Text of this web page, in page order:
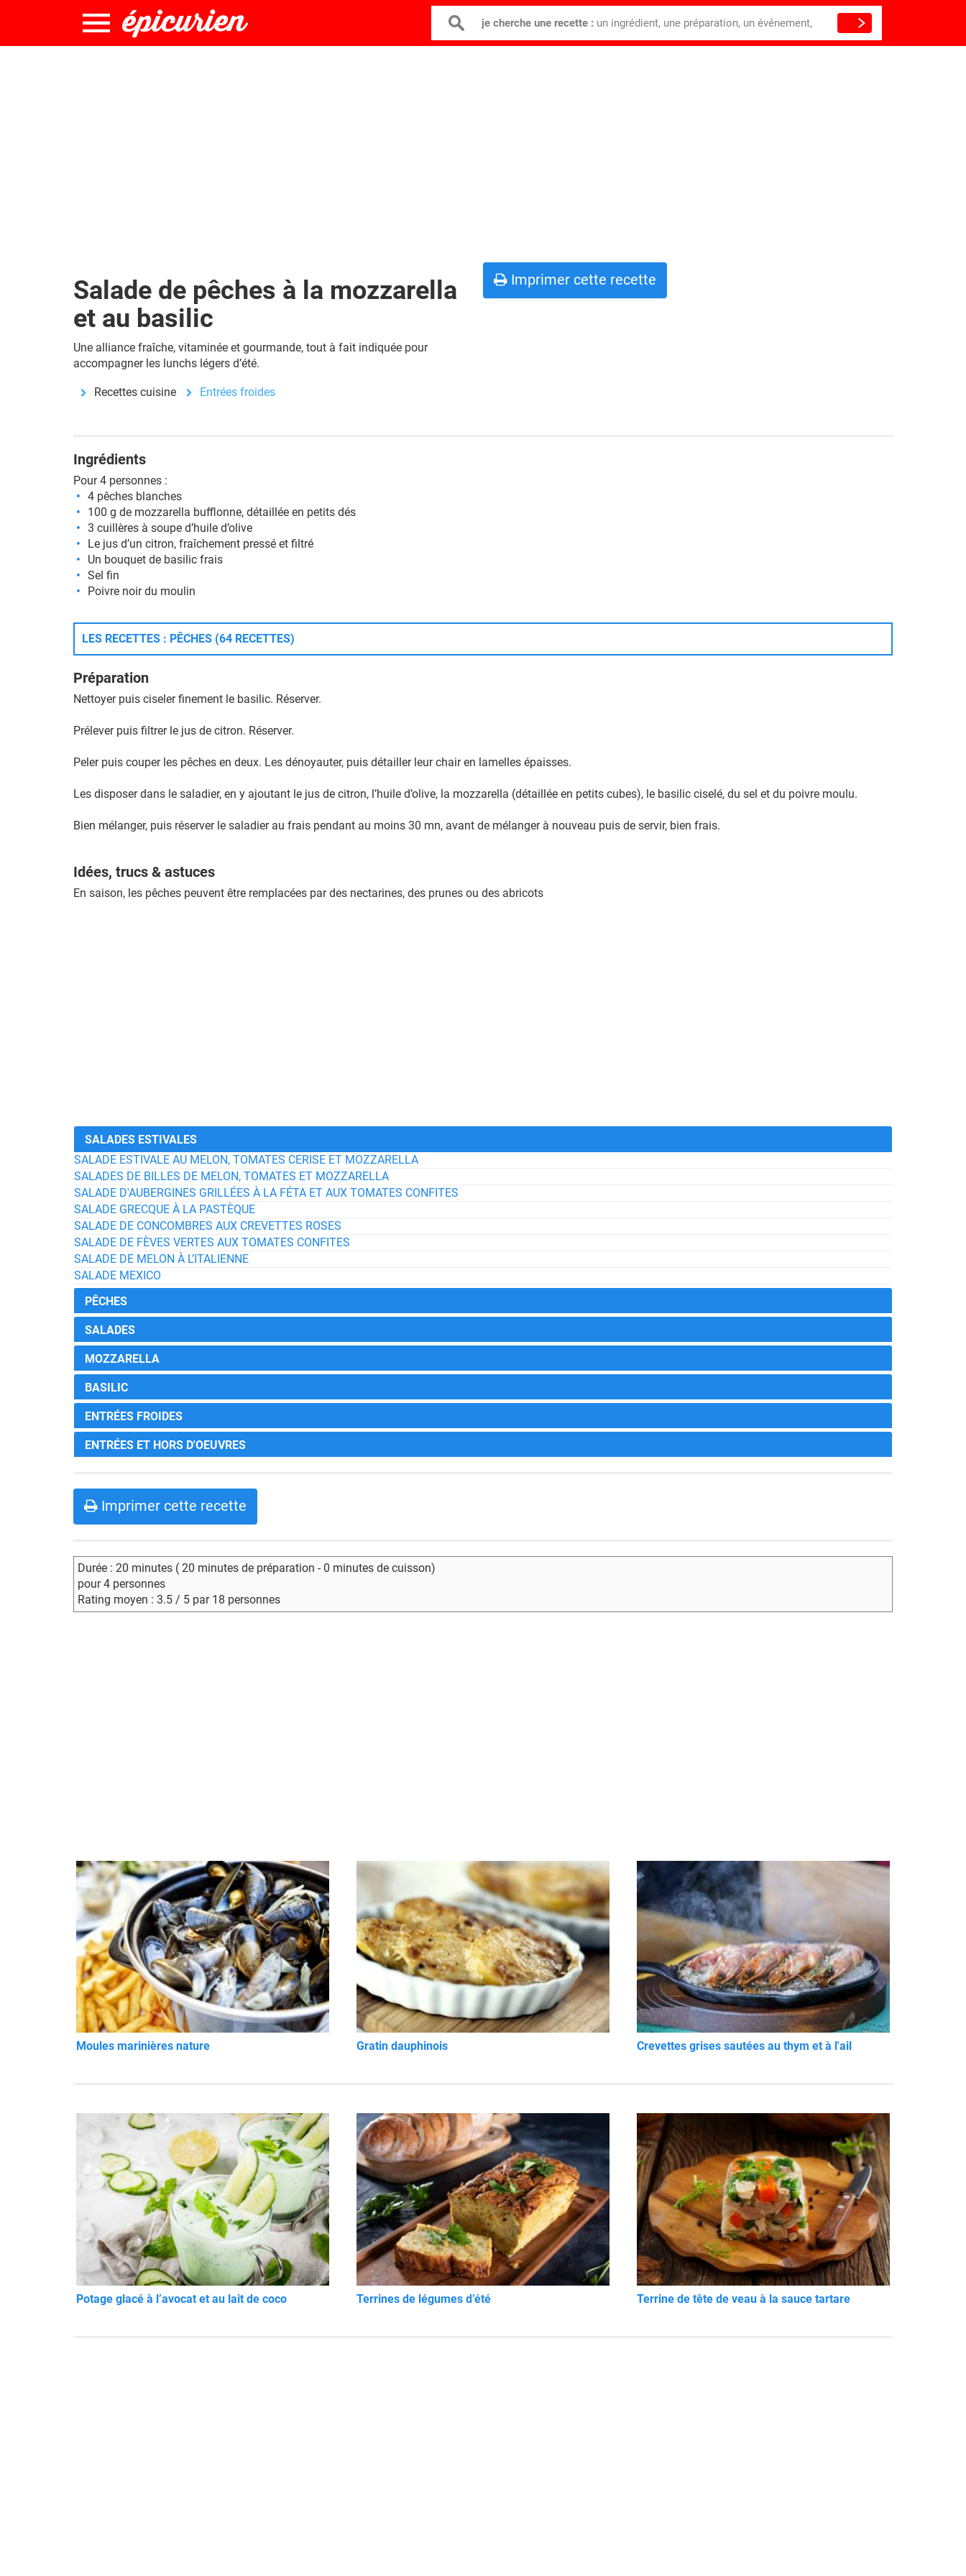
je cherche une recette : un ingrédient, une préparation, un événement,
Salade de pêches à la mozzarella
et au basilic
Une alliance fraîche, vitaminée et gourmande, tout à fait indiquée pour
accompagner les lunchs légers d’été.
Recettes cuisine Entrées froides
Imprimer cette recette
Ingrédients
Pour 4 personnes :
4 pêches blanches
100 g de mozzarella bufflonne, détaillée en petits dés
3 cuillères à soupe d’huile d’olive
Le jus d’un citron, fraîchement pressé et filtré
Un bouquet de basilic frais
Sel fin
Poivre noir du moulin
LES RECETTES : PÊCHES (64 RECETTES)
Préparation
Nettoyer puis ciseler finement le basilic. Réserver.
Prélever puis filtrer le jus de citron. Réserver.
Peler puis couper les pêches en deux. Les dénoyauter, puis détailler leur chair en lamelles épaisses.
Les disposer dans le saladier, en y ajoutant le jus de citron, l’huile d’olive, la mozzarella (détaillée en petits cubes), le basilic ciselé, du sel et du poivre moulu.
Bien mélanger, puis réserver le saladier au frais pendant au moins 30 mn, avant de mélanger à nouveau puis de servir, bien frais.
Idées, trucs & astuces
En saison, les pêches peuvent être remplacées par des nectarines, des prunes ou des abricots
SALADES ESTIVALES
SALADE ESTIVALE AU MELON, TOMATES CERISE ET MOZZARELLA
SALADES DE BILLES DE MELON, TOMATES ET MOZZARELLA
SALADE D'AUBERGINES GRILLÉES À LA FÉTA ET AUX TOMATES CONFITES
SALADE GRECQUE À LA PASTÈQUE
SALADE DE CONCOMBRES AUX CREVETTES ROSES
SALADE DE FÈVES VERTES AUX TOMATES CONFITES
SALADE DE MELON À L’ITALIENNE
SALADE MEXICO
PÊCHES
SALADES
MOZZARELLA
BASILIC
ENTRÉES FROIDES
ENTRÉES ET HORS D'OEUVRES
Imprimer cette recette
Durée : 20 minutes ( 20 minutes de préparation - 0 minutes de cuisson)
pour 4 personnes
Rating moyen : 3.5 / 5 par 18 personnes
Moules marinières nature Gratin dauphinois Crevettes grises sautées au thym et à l'ail
Potage glacé à l’avocat et au lait de coco Terrines de légumes d’été Terrine de tête de veau à la sauce tartare